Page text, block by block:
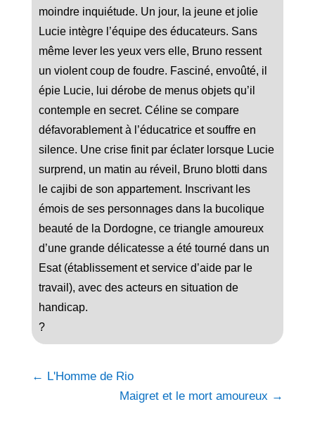
moindre inquiétude. Un jour, la jeune et jolie
Lucie intègre l’équipe des éducateurs. Sans
même lever les yeux vers elle, Bruno ressent
un violent coup de foudre. Fasciné, envoûté, il
épie Lucie, lui dérobe de menus objets qu’il
contemple en secret. Céline se compare
défavorablement à l’éducatrice et souffre en
silence. Une crise finit par éclater lorsque Lucie
surprend, un matin au réveil, Bruno blotti dans
le cajibi de son appartement. Inscrivant les
émois de ses personnages dans la bucolique
beauté de la Dordogne, ce triangle amoureux
d’une grande délicatesse a été tourné dans un
Esat (établissement et service d’aide par le
travail), avec des acteurs en situation de
handicap.
?
← L'Homme de Rio
Maigret et le mort amoureux →